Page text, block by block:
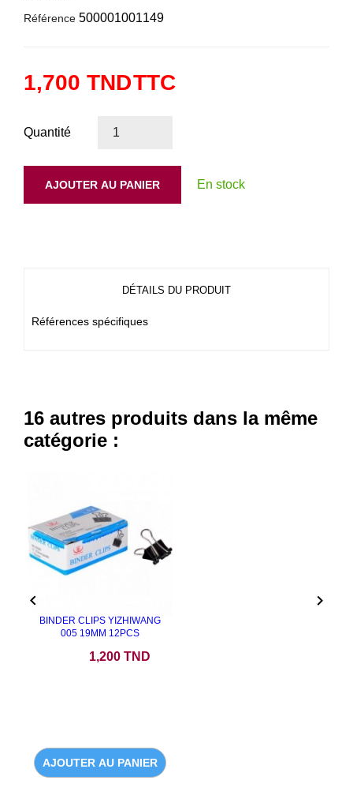
Référence 500001001149
1,700 TNDTTC
Quantité
AJOUTER AU PANIER En stock
DÉTAILS DU PRODUIT
Références spécifiques
16 autres produits dans la même
catégorie :
BINDER CLIPS YIZHIWANG
005 19MM 12PCS
1,200 TND
AJOUTER AU PANIER
 